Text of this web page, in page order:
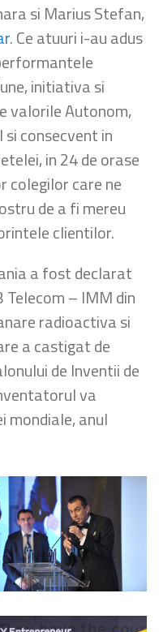
si Marius Stefan,
. Ce atuuri i-au adus
initiativa si
valorile Autonom,
consecvent in
in 24 de orase
colegilor care ne
de a fi mereu
clientilor.
a fost declarat
– IMM din
radioactiva si
a castigat de
de Inventii de
va
anul